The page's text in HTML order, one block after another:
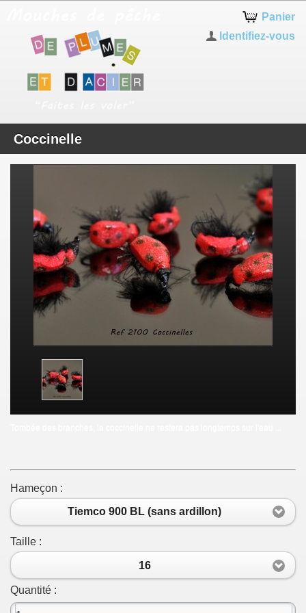
Panier
Identifiez-vous
Coccinelle
Hameçon :
Tiemco 900 BL (sans ardillon)
Taille :
16
Quantité :